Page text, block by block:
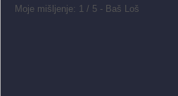
Moje mišljenje: 1 / 5 - Baš Loš